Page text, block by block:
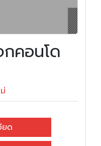
คอนโด
ยด